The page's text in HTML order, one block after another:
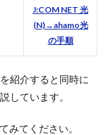
J:COM NET 光
(N)→ahamo光
の手順
紹介すると同時に
しています。
みてください。